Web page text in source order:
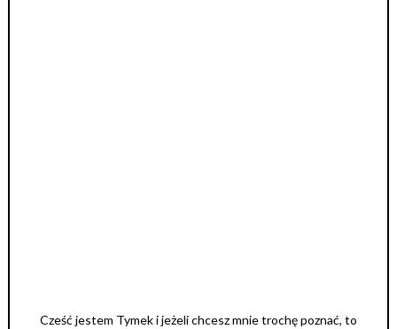
Cześć jestem Tymek i jeżeli chcesz mnie trochę poznać, to